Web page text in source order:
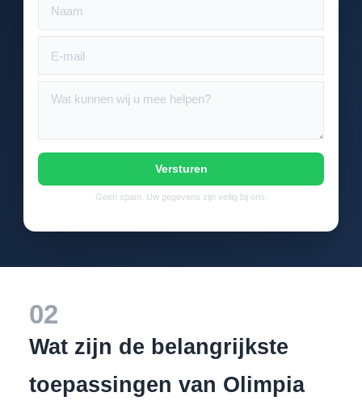
Versturen
Geen spam. Uw gegevens zijn veilig bij ons.
02
Wat zijn de belangrijkste
toepassingen van Olimpia